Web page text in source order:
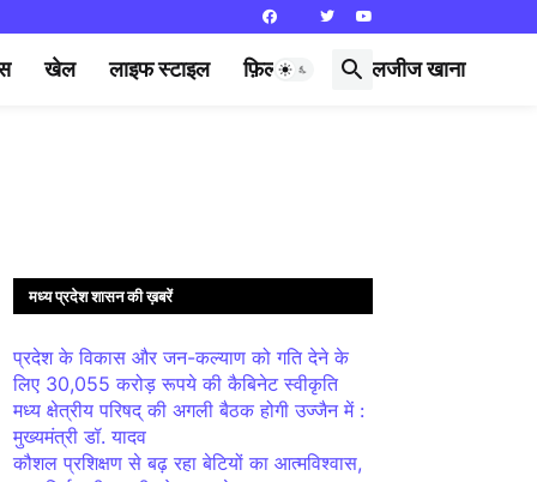
खेल लाइफ स्टाइल फ़िल्मी दुनिया लजीज खाना
मध्य प्रदेश शासन की ख़बरें
प्रदेश के विकास और जन-कल्याण को गति देने के
लिए 30,055 करोड़ रूपये की कैबिनेट स्वीकृति
मध्य क्षेत्रीय परिषद् की अगली बैठक होगी उज्जैन में :
मुख्यमंत्री डॉ. यादव
कौशल प्रशिक्षण से बढ़ रहा बेटियों का आत्मविश्वास,